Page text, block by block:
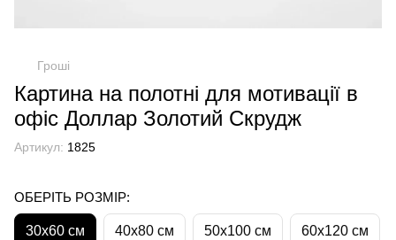
Гроші
Картина на полотні для мотивації в
офіс Доллар Золотий Скрудж
Артикул: 1825
ОБЕРІТЬ РОЗМІР:
30х60 см 40х80 см 50х100 см 60х120 см